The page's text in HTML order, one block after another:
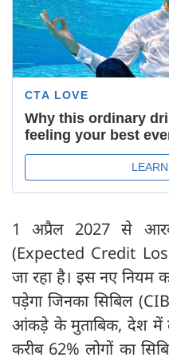
1 अप्रैल 2027 से
(Expected Credit
जा रहा है। इस नए नियम
पड़ेगा जिनका सिबिल
आंकड़े के मुताबिक, देश में
करीब 62% लोगों का